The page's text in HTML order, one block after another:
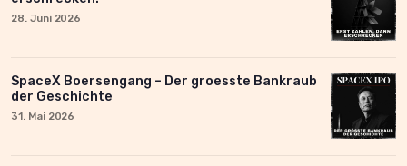
28. Juni 2026
SpaceX Boersengang – Der groesste Bankraub
der Geschichte
31. Mai 2026